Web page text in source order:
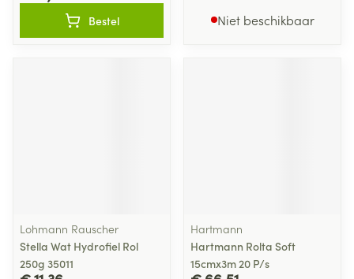
Bestel Niet beschikbaar
Lohmann Rauscher
Stella Wat Hydrofiel Rol
250g 35011
Hartmann
Hartmann Rolta Soft
15cmx3m 20 P/s